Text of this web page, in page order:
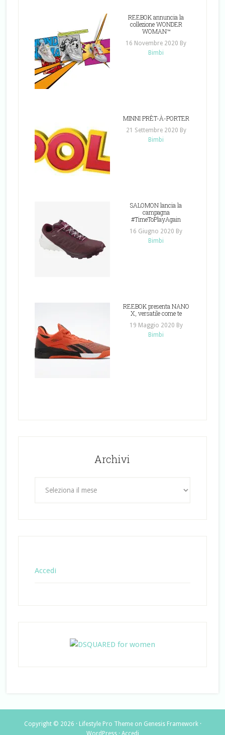
REEBOK annuncia la
collezione WONDER
WOMAN™
16 Novembre 2020 By
Bimbi
MINNI PRÊT-À-PORTER
21 Settembre 2020 By
Bimbi
SALOMON lancia la
campagna
#TimeToPlayAgain
16 Giugno 2020 By
Bimbi
REEBOK presenta NANO
X, versatile come te
19 Maggio 2020 By
Bimbi
Archivi
Accedi
Copyright © 2026 · Lifestyle Pro Themeon Genesis Framework·